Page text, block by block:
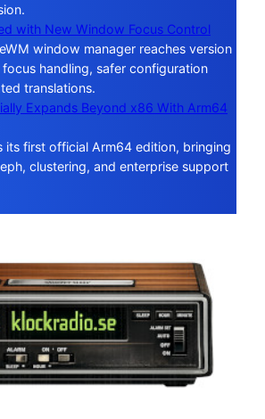
with New Window Focus Control
window manager reaches version
handling, safer configuration
translations.
Expands Beyond x86 With Arm64
its first official Arm64 edition, bringing
clustering, and enterprise support